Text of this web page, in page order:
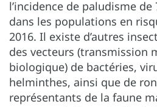
l’incidence de paludisme de
dans les populations en
2016. Il existe d’autres
des vecteurs (transmission
biologique) de bactéries,
helminthes, ainsi que de
représentants de la faune